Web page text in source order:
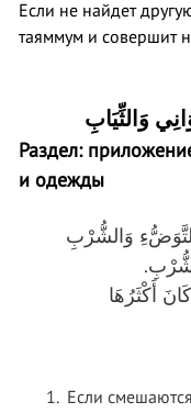
Если не найдет
таяммум и совершит
وَالثِّيَابِ
Раздел:
и одежды
وَالشُّرْبِ
.
أَكْثَرُهَا
Если